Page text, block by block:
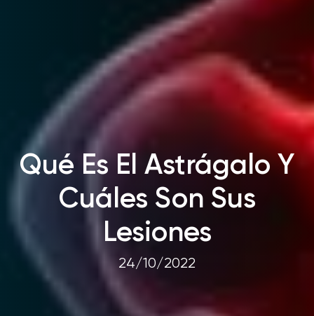
Qué Es El Astrágalo Y
Cuáles Son Sus
Lesiones
24/10/2022